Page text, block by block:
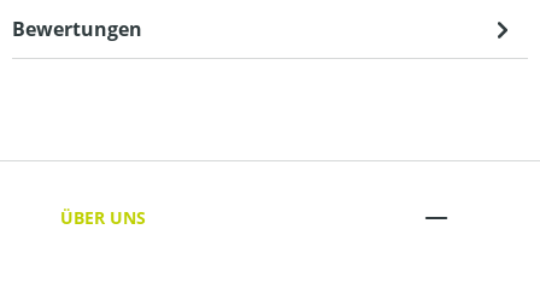
Bewertungen
ÜBER UNS